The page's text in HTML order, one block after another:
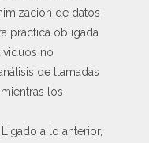
de datos
práctica obligada
no
de llamadas
los
a lo anterior,